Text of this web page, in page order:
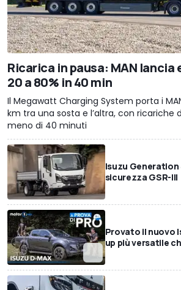
Ricarica in pausa: MAN lancia
20 a 80% in 40 min
Il Megawatt Charging System porta i
km tra una sosta e l’altra, con ricariche
meno di 40 minuti
Isuzu Generation
sicurezza GSR-III
Provato il nuovo
up più versatile